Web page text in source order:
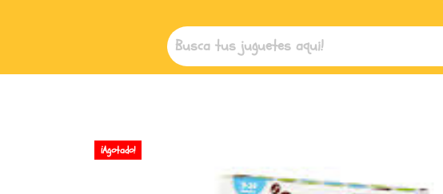
¡Agotado!